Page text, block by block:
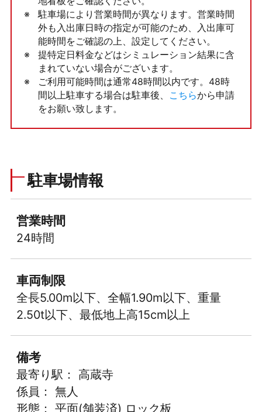
駐車場により営業時間が異なります。営業時間
外も入出庫日時の指定が可能のため、入出庫可
能時間をご確認の上、設定してください。
提特定日料金などはシミュレーション結果に含
まれていない場合がございます。
ご利用可能時間は通常48時間以内です。48時
間以上駐車する場合は駐車後、
こちらから申請
をお願い致します。
駐車場情報
営業時間
24時間
車両制限
全長5.00m以下、全幅1.90m以下、重量
2.50t以下、最低地上高15cm以上
備考
最寄り駅： 高蔵寺
係員： 無人
形態： 平面(舗装済) ロック板